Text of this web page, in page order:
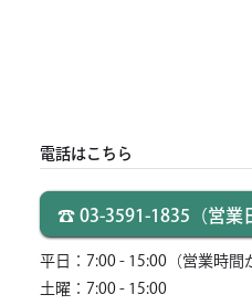
電話はこちら
☎ 03-3591-1835 （営業
平日：7:00 - 15:00 （営業時間
土曜：7:00 - 15:00